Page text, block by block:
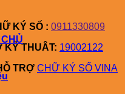
KÝ SỐ : 0911330809
KỸ THUÂT: 19002122
TRỢ CHỮ KÝ SỐ VINA